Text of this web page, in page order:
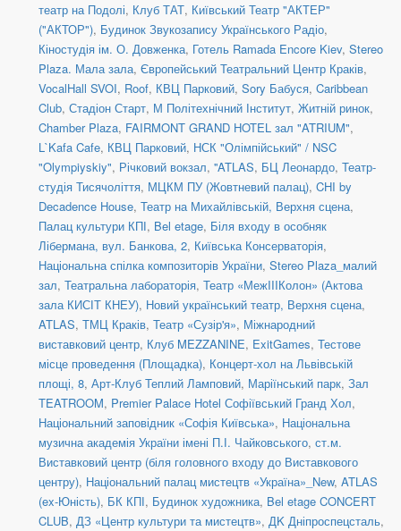
театр на Подолі, Клуб ТАТ, Київський Театр "АКТЕР"
("АКТОР"), Будинок Звукозапису Українського Радіо,
Кіностудія ім. О. Довженка, Готель Ramada Encore Kiev, Stereo
Plaza. Мала зала, Європейський Театральний Центр Краків,
VocalHall SVOI, Roof, КВЦ Парковий, Sory Бабуся, Caribbean
Club, Стадіон Старт, М Політехнічний Інститут, Житній ринок,
Chamber Plaza, FAIRMONT GRAND HOTEL зал "ATRIUM",
L`Kafa Cafe, КВЦ Парковий, НСК "Олімпійський" / NSC
"Olympiyskiy", Річковий вокзал, ''ATLAS, БЦ Леонардо, Театр-
студія Тисячоліття, МЦКМ ПУ (Жовтневий палац), CHI by
Decadence House, Театр на Михайлівській, Верхня сцена,
Палац культури КПІ, Bel etage, Біля входу в особняк
Лібермана, вул. Банкова, 2, Київська Консерваторія,
Національна спілка композиторів України, Stereo Plaza_малий
зал, Театральна лабораторія, Театр «МежIIIКолон» (Актова
зала КИСІТ КНЕУ), Новий український театр, Верхня сцена,
ATLAS, ТМЦ Краків, Театр «Сузір'я», Міжнародний
виставковий центр, Клуб MEZZANINE, ExitGames, Тестове
місце проведення (Площадка), Концерт-хол на Львівській
площі, 8, Арт-Клуб Теплий Ламповий, Маріїнський парк, Зал
TEATROOM, Premier Palace Hotel Софіївський Гранд Хол,
Національний заповідник «Софія Київська», Національна
музична академія України імені П.І. Чайковського, ст.м.
Виставковий центр (біля головного входу до Виставкового
центру), Національний палац мистецтв «Україна»_New, ATLAS
(ex-Юність), БК КПІ, Будинок художника, Bel etage CONCERT
CLUB, ДЗ «Центр культури та мистецтв», ДK Дніпроспецсталь,